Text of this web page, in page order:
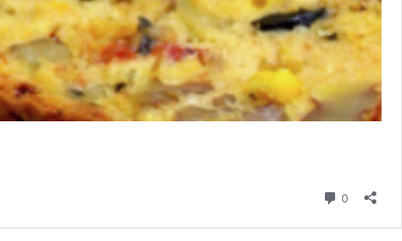
0 コメント